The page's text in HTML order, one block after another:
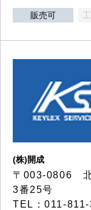
販売可
(株)開成
〒003-0806 北
3番25号
TEL：011-